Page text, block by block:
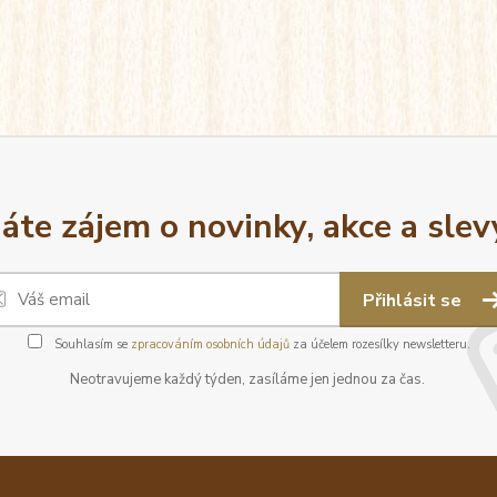
zájem o novinky, akce a
Přihlásit se
Souhlasím se zpracováním osobních údajůza účelem rozesílky newsletteru.
Neotravujeme každý týden, zasíláme jen jednou za čas.